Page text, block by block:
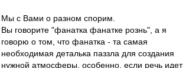
Мы с Вами о разном спорим.
Вы говорите "фанатка фанатке рознь", а я
говорю о том, что фанатка - та самая
необходимая деталька паззла для создания
нужной атмосферы, особенно, если речь идет